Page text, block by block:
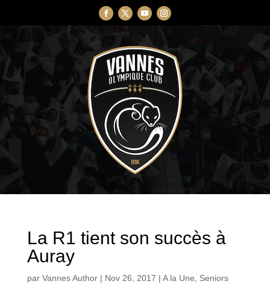
La R1 tient son succès à
Auray
par Vannes Author| Nov 26, 2017 | A la Une, Seniors